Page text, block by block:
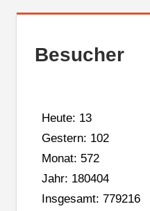
Besucher
Heute: 13
Gestern: 102
Monat: 572
Jahr: 180404
Insgesamt: 779216